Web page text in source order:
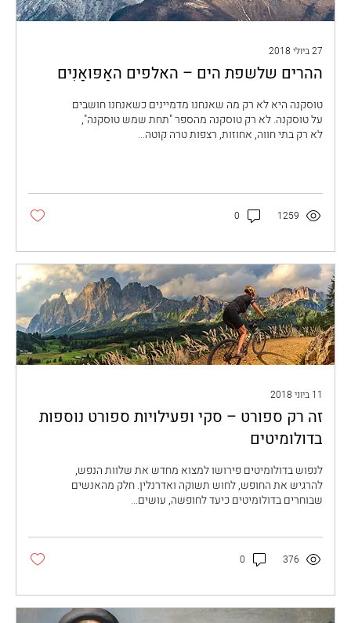
27 ביולי 2018
ההרים שלשפת הים – האלפים האַפּוּאַנִים
טוסקנה היא לא רק מה שאנחנו מדמיינים כשאנחנו חושבים
על טוסקנה. לא רק טוסקנה מהספר "תחת שמש טוסקנה",
לא רק בתי חווה, אחוזות, רצפות טרה קוטה...
1259
0
11 ביוני 2018
זה רק ספורט – סקי ופעילויות ספורט נוספות
בדולומיטים
לנפוש בדולומיטים פירושו למצוא מחדש את שלוות הנפש,
להרגיש את החופש, לחוש תשוקה ואדרנלין. חלק מהאנשים
שבוחרים בדולומיטים כיעד לחופשה, עושים...
376
0